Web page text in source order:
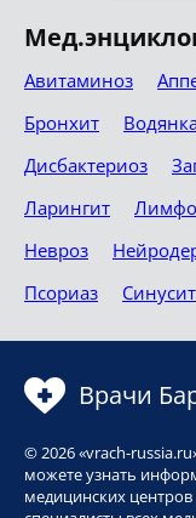
Авитаминоз
Бронхит
Дисбактериоз
Ларингит
Невроз
Псориаз
Синусит
Врачи
© 2026 «vrach-
можете узнать
медицинских центров